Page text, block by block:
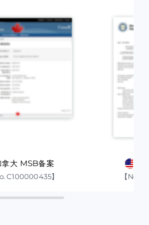
拿大 MSB备案
C100000435】 【No.